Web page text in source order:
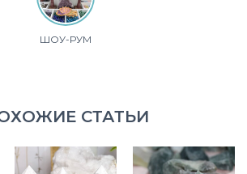
ШОУ-РУМ
СТАТЬИ